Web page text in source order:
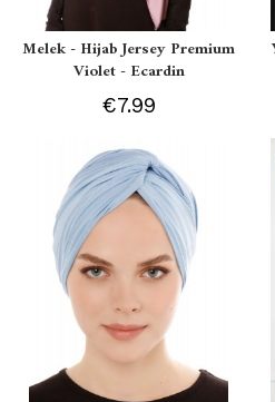
Melek - Hijab Jersey Premium
Violet - Ecardin
€7.99